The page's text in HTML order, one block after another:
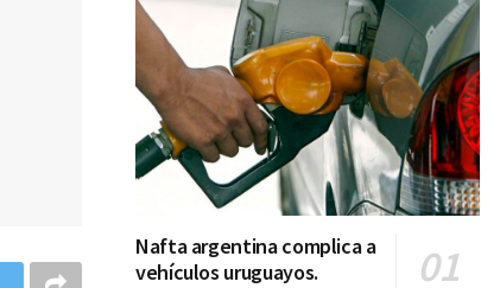
Nafta argentina complica a
vehículos uruguayos.